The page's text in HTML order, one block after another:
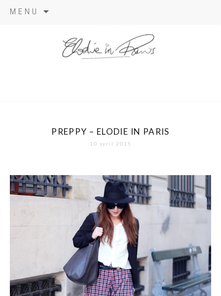
MENU
PREPPY – ELODIE IN PARIS
10 avril 2015